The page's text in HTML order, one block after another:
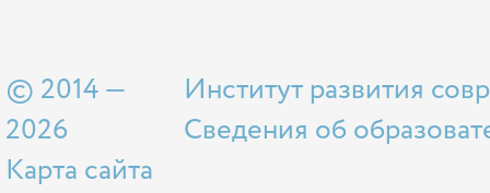
© 2014 —
2026
Карта сайта
Институт развития
Сведения об